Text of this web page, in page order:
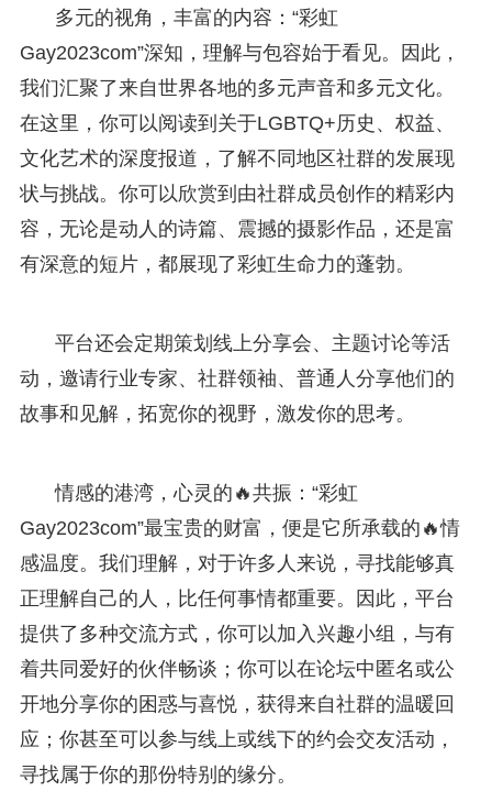
多元的视角，丰富的内容：“彩虹
Gay2023com”深知，理解与包容始于看见。因此，
我们汇聚了来自世界各地的多元声音和多元文化。
在这里，你可以阅读到关于LGBTQ+历史、权益、
文化艺术的深度报道，了解不同地区社群的发展现
状与挑战。你可以欣赏到由社群成员创作的精彩内
容，无论是动人的诗篇、震撼的摄影作品，还是富
有深意的短片，都展现了彩虹生命力的蓬勃。
平台还会定期策划线上分享会、主题讨论等活
动，邀请行业专家、社群领袖、普通人分享他们的
故事和见解，拓宽你的视野，激发你的思考。
情感的港湾，心灵的🔥共振：“彩虹
Gay2023com”最宝贵的财富，便是它所承载的🔥情
感温度。我们理解，对于许多人来说，寻找能够真
正理解自己的人，比任何事情都重要。因此，平台
提供了多种交流方式，你可以加入兴趣小组，与有
着共同爱好的伙伴畅谈；你可以在论坛中匿名或公
开地分享你的困惑与喜悦，获得来自社群的温暖回
应；你甚至可以参与线上或线下的约会交友活动，
寻找属于你的那份特别的缘分。